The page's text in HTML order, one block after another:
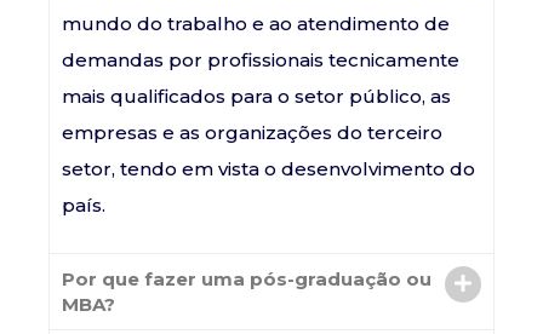
mundo do trabalho e ao atendimento de
demandas por profissionais tecnicamente
mais qualificados para o setor público, as
empresas e as organizações do terceiro
setor, tendo em vista o desenvolvimento do
país.
Por que fazer uma pós-graduação ou
MBA?